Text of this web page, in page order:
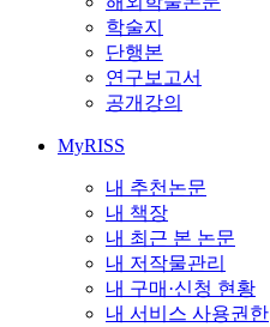
학술지
단행본
연구보고서
공개강의
MyRISS
내 추천논문
내 책장
내 최근 본 논문
내 저작물관리
내 구매·신청 현황
내 서비스 사용권한